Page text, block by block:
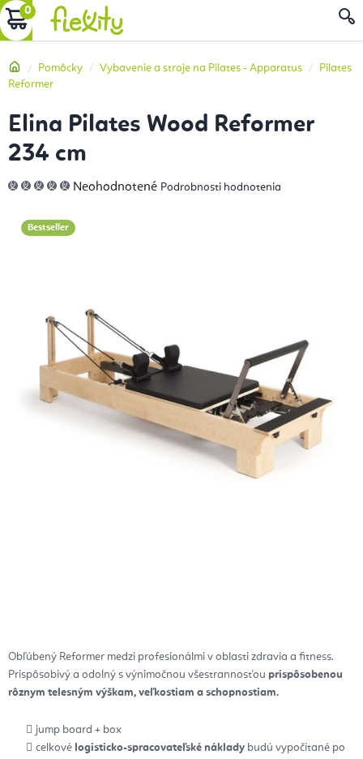
Prejsť
na
NÁKUPNÝ
DomovPomôcky Vybavenie a stroje na Pilates - Apparatus
Pilates
Reformer
Obľúbený Reformer medzi profesionálmi v oblasti zdravia a fitness.
Prispôsobivý a odolný s výnimočnou všestrannosťou prispôsobenou
rôznym telesným výškam, veľkostiam a schopnostiam.
jump board + box
celkové logisticko-spracovateľské náklady budú vypočítané po
Elina Pilates Wood Reformer
234 cm
Priemerné
hodnotenie
0,0
z
Neohodnotené Podrobnosti hodnotenia
Bestseller